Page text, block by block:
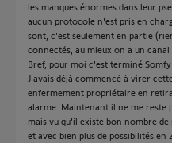
les manques énormes dans leur
aucun protocole n'est pris en
sont, c'est seulement en partie
connectés, au mieux on a un canal
Bref, pour moi c'est terminé
J'avais déjà commencé à virer
enfermement propriétaire en
alarme. Maintenant il ne me reste
mais vu qu'il existe bon nombre
et avec bien plus de possibilités